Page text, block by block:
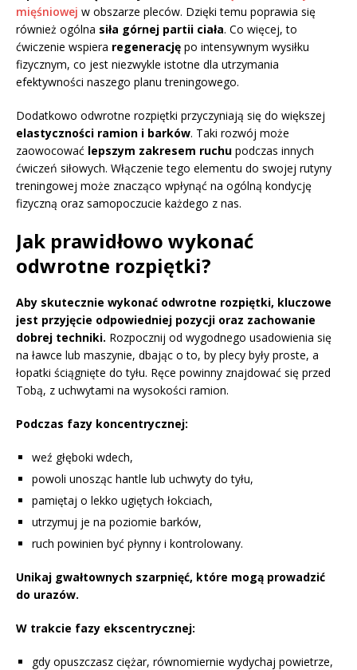
mięśniowej w obszarze pleców. Dzięki temu poprawia się
również ogólna siła górnej partii ciała. Co więcej, to
ćwiczenie wspiera regenerację po intensywnym wysiłku
fizycznym, co jest niezwykle istotne dla utrzymania
efektywności naszego planu treningowego.
Dodatkowo odwrotne rozpiętki przyczyniają się do większej
elastyczności ramion i barków. Taki rozwój może
zaowocować lepszym zakresem ruchu podczas innych
ćwiczeń siłowych. Włączenie tego elementu do swojej rutyny
treningowej może znacząco wpłynąć na ogólną kondycję
fizyczną oraz samopoczucie każdego z nas.
Jak prawidłowo wykonać
odwrotne rozpiętki?
Aby skutecznie wykonać odwrotne rozpiętki, kluczowe
jest przyjęcie odpowiedniej pozycji oraz zachowanie
dobrej techniki. Rozpocznij od wygodnego usadowienia się
na ławce lub maszynie, dbając o to, by plecy były proste, a
łopatki ściągnięte do tyłu. Ręce powinny znajdować się przed
Tobą, z uchwytami na wysokości ramion.
Podczas fazy koncentrycznej:
weź głęboki wdech,
powoli unosząc hantle lub uchwyty do tyłu,
pamiętaj o lekko ugiętych łokciach,
utrzymuj je na poziomie barków,
ruch powinien być płynny i kontrolowany.
Unikaj gwałtownych szarpnięć, które mogą prowadzić
do urazów.
W trakcie fazy ekscentrycznej:
gdy opuszczasz ciężar, równomiernie wydychaj powietrze,